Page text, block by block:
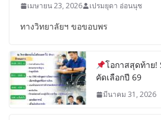
เมษายน 23, 2026 เปรมยุดา อ่อนนุช
ทางวิทยาลัยฯ ขอขอบพร
โอกาสสุดท้าย!
คัดเลือกปี 69
มีนาคม 31, 2026